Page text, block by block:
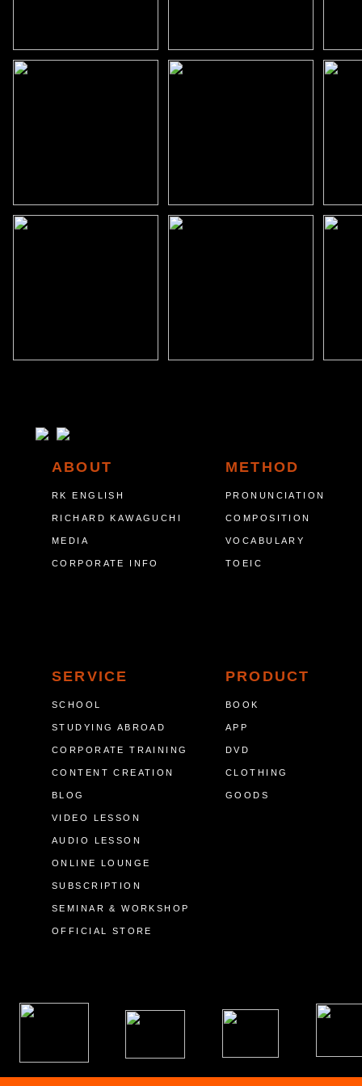
ABOUT
RK ENGLISH
RICHARD KAWAGUCHI
MEDIA
CORPORATE INFO
METHOD
PRONUNCIATION
COMPOSITION
VOCABULARY
TOEIC
SERVICE
SCHOOL
STUDYING ABROAD
CORPORATE TRAINING
CONTENT CREATION
BLOG
VIDEO LESSON
AUDIO LESSON
ONLINE LOUNGE
SUBSCRIPTION
SEMINAR & WORKSHOP
OFFICIAL STORE
PRODUCT
BOOK
APP
DVD
CLOTHING
GOODS